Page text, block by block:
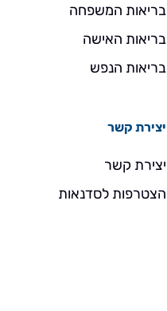
בריאות המשפחה
בריאות האישה
בריאות הנפש
יצירת קשר
יצירת קשר
הצטרפות לסדנאות